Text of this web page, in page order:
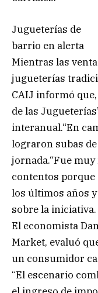
Jugueterías de
barrio en alerta
Mientras las
jugueterías
CAIJ informó
de las
interanual.“En
lograron subas
jornada.“Fue
contentos porque
los últimos años
sobre la iniciativa.
El economista
Market, evaluó
un consumidor
“El escenario